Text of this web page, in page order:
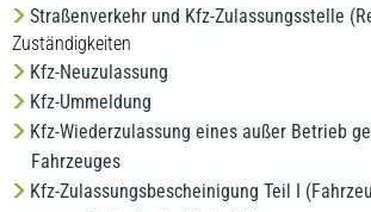
Straßenverkehr und Kfz-Zulassungsstelle
Zuständigkeiten
Kfz-Neuzulassung
Kfz-Ummeldung
Kfz-Wiederzulassung eines außer Betrieb
Fahrzeuges
Kfz-Zulassungsbescheinigung Teil I